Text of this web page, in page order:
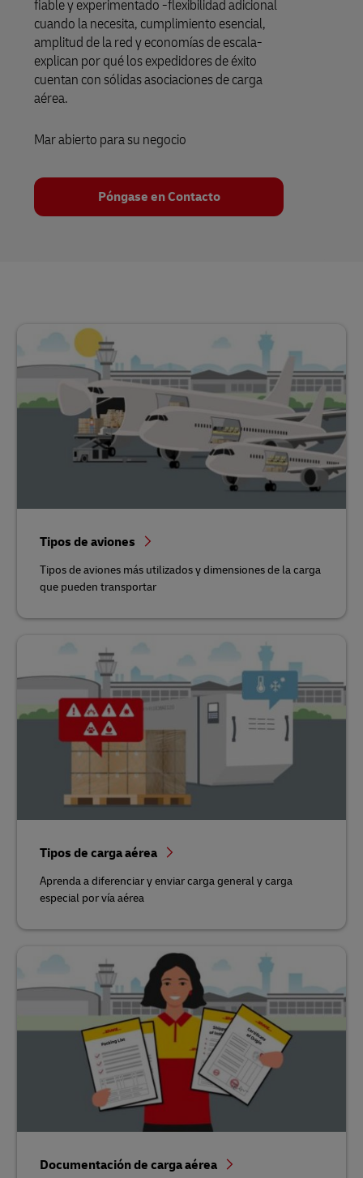
fiable y experimentado -flexibilidad adicional
cuando la necesita, cumplimiento esencial,
amplitud de la red y economías de escala-
explican por qué los expedidores de éxito
cuentan con sólidas asociaciones de carga
aérea.
Mar abierto para su negocio
Póngase en Contacto
Tipos de aviones
Tipos de aviones más utilizados y dimensiones de la carga
que pueden transportar
Tipos de carga aérea
Aprenda a diferenciar y enviar carga general y carga
especial por vía aérea
Documentación de carga aérea